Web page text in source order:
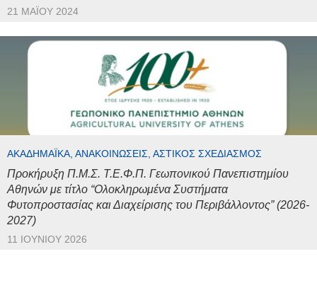
21 ΜΑΪ́ΟΥ 2024
ΑΚΑΔΗΜΑΪΚΆ, ΑΝΑΚΟΙΝΏΣΕΙΣ, ΑΣΤΙΚΌΣ ΣΧΕΔΙΑΣΜΌΣ
Προκήρυξη Π.Μ.Σ. Τ.Ε.Φ.Π. Γεωπονικού Πανεπιστημίου
Αθηνών με τίτλο “Ολοκληρωμένα Συστήματα
Φυτοπροστασίας και Διαχείρισης του Περιβάλλοντος” (2026-
2027)
11 ΙΟΥΝΊΟΥ 2026